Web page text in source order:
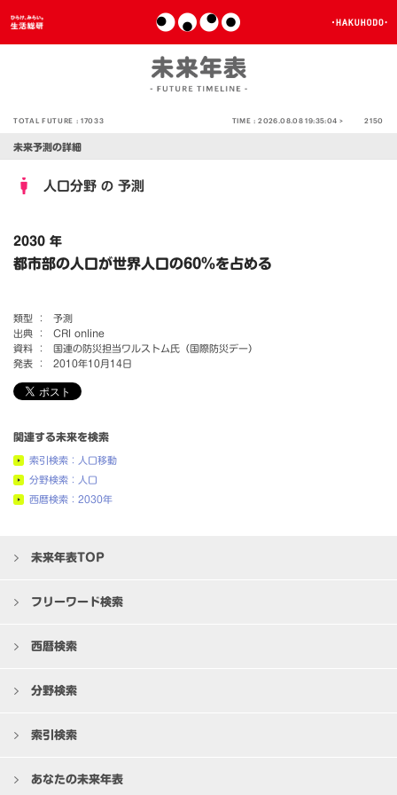
TOTAL FUTURE :17033 TIME :2026.08.08 19:35:04 > 2150
未来予測の詳細
人口分野 の 予測
2030 年
都市部の人口が世界人口の60％を占める
類型 ：
予測
出典 ：
CRI online
資料 ：
国連の防災担当ワルストム氏（国際防災デー）
発表 ：
2010年10月14日
関連する未来を検索
索引検索：人口移動
分野検索：人口
西暦検索：2030年
未来年表TOP
フリーワード検索
西暦検索
分野検索
索引検索
あなたの未来年表